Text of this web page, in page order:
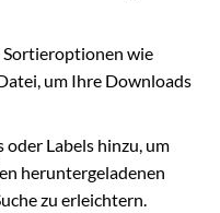
wie
um Ihre Downloads
oder Labels hinzu, um
heruntergeladenen
zu erleichtern.